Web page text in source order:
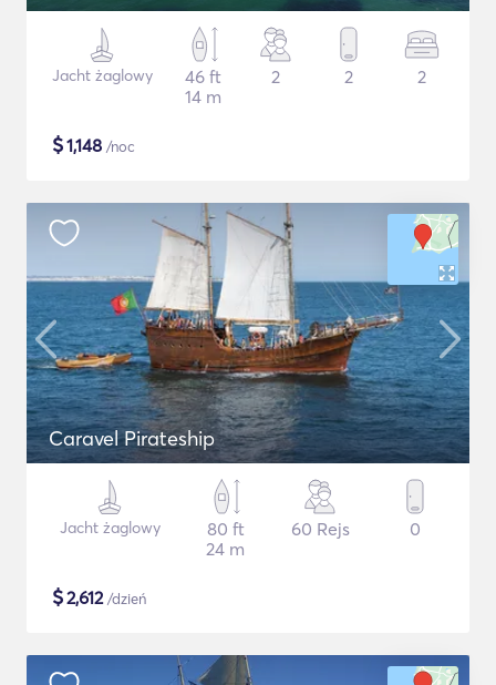
Jacht żaglowy
46 ft
14 m
2 2 2
$1,148 /noc
Caravel Pirateship
Jacht żaglowy
80 ft
24 m
60 Rejs 0
$2,612/dzień